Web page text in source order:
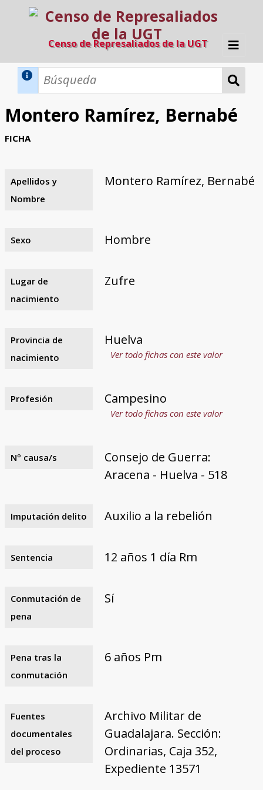
Censo de Represaliados de la UGT
Inicio
Búsqueda Dinámica
Búsqueda Avanzada
Razones y objetivos
El equipo
Colaboradores
Fuentes documentales
Montero Ramírez, Bernabé
FICHA
Apellidos y
Nombre
Montero Ramírez, Bernabé
Sexo Hombre
Lugar de
nacimiento
Zufre
Provincia de
nacimiento
Huelva
Ver todo fichas con este valor
Profesión Campesino
Ver todo fichas con este valor
Nº causa/s
Consejo de Guerra:
Aracena - Huelva - 518
Imputación delito Auxilio a la rebelión
Sentencia 12 años 1 día Rm
Conmutación de
pena
Sí
Pena tras la
conmutación
6 años Pm
Fuentes
documentales
del proceso
Archivo Militar de
Guadalajara. Sección:
Ordinarias, Caja 352,
Expediente 13571